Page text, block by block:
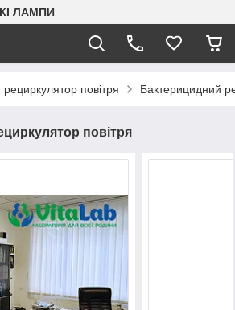
ЛАМПИ
повітря Бактерицидний
повітря